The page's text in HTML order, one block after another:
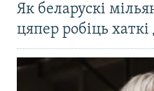
Як беларускі
цяпер робіць